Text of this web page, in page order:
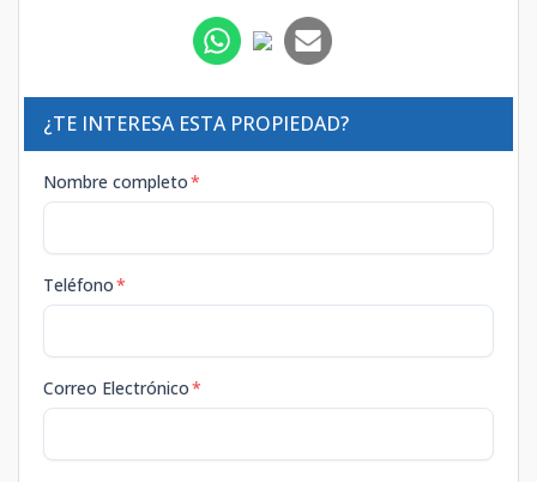
¿TE INTERESA ESTA PROPIEDAD?
Nombre completo*
Teléfono*
Correo Electrónico*